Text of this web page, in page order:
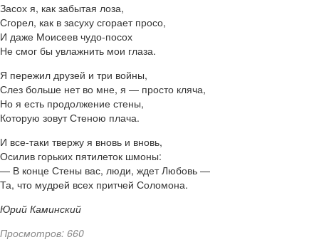
Засох я, как забытая лоза,
Сгорел, как в засуху сгорает просо,
И даже Моисеев чудо-посох
Не смог бы увлажнить мои глаза.
Я пережил друзей и три войны,
Слез больше нет во мне, я — просто кляча,
Но я есть продолжение стены,
Которую зовут Стеною плача.
И все-таки твержу я вновь и вновь,
Осилив горьких пятилеток шмоны:
— В конце Стены вас, люди, ждет Любовь —
Та, что мудрей всех притчей Соломона.
Юрий Каминский
Просмотров: 660